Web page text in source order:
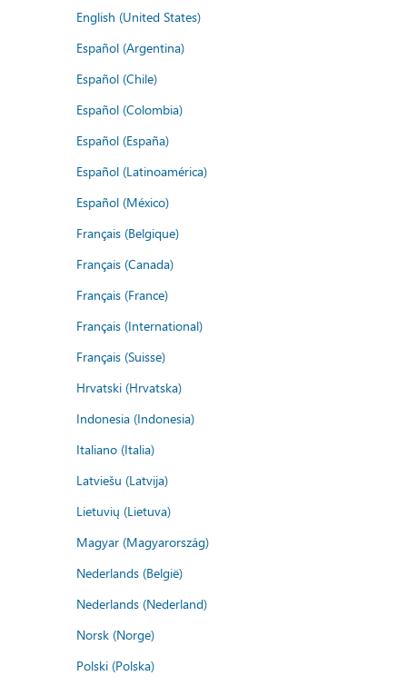
English (United States)
Español (Argentina)
Español (Chile)
Español (Colombia)
Español (España)
Español (Latinoamérica)
Español (México)
Français (Belgique)
Français (Canada)
Français (France)
Français (International)
Français (Suisse)
Hrvatski (Hrvatska)
Indonesia (Indonesia)
Italiano (Italia)
Latviešu (Latvija)
Lietuvių (Lietuva)
Magyar (Magyarország)
Nederlands (België)
Nederlands (Nederland)
Norsk (Norge)
Polski (Polska)